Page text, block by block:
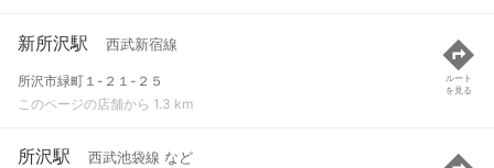
新所沢駅 西武新宿線
所沢市緑町１-２１-２５
このページの店舗から 1.3 km
ルート
を見る
所沢駅 西武池袋線 など